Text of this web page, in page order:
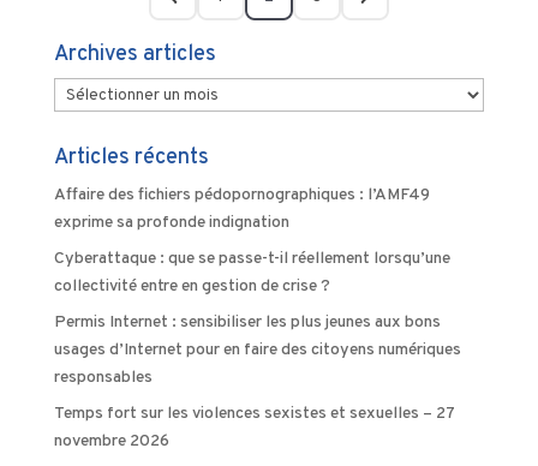
Archives articles
Archives
articles
Articles récents
Affaire des fichiers pédopornographiques : l’AMF49
exprime sa profonde indignation
Cyberattaque : que se passe-t-il réellement lorsqu’une
collectivité entre en gestion de crise ?
Permis Internet : sensibiliser les plus jeunes aux bons
usages d’Internet pour en faire des citoyens numériques
responsables
Temps fort sur les violences sexistes et sexuelles – 27
novembre 2026